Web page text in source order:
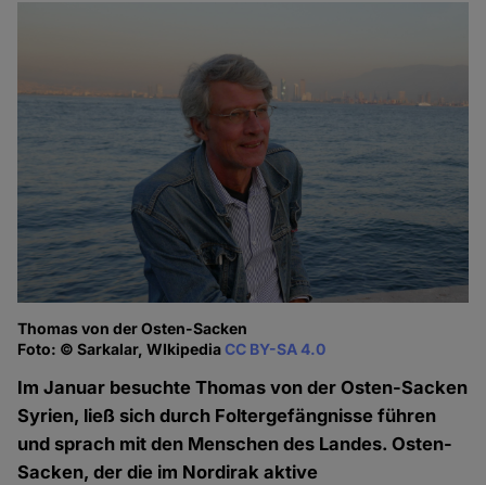
Thomas von der Osten-Sacken
Foto: © Sarkalar, WIkipediaCC BY-SA 4.0
Im Januar besuchte Thomas von der Osten-Sacken
Syrien, ließ sich durch Foltergefängnisse führen
und sprach mit den Menschen des Landes. Osten-
Sacken, der die im Nordirak aktive